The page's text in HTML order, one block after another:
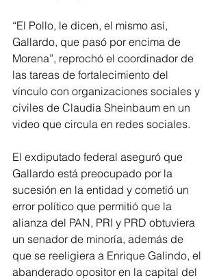
“El Pollo, le dicen, el mismo así,
Gallardo, que pasó por encima de
Morena”, reprochó el coordinador de
las tareas de fortalecimiento del
vínculo con organizaciones sociales y
civiles de Claudia Sheinbaum en un
video que circula en redes sociales.
El exdiputado federal aseguró que
Gallardo está preocupado por la
sucesión en la entidad y cometió un
error político que permitió que la
alianza del PAN, PRI y PRD obtuviera
un senador de minoría, además de
que se reeligiera a Enrique Galindo, el
abanderado opositor en la capital del